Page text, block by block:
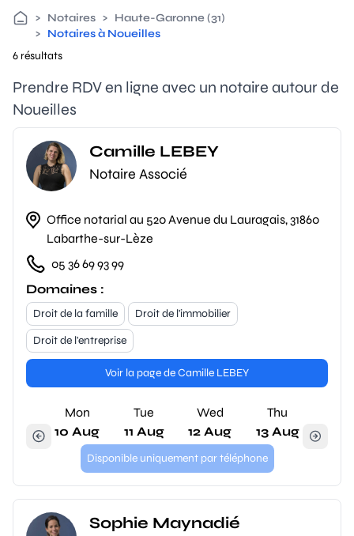
> Notaires > Haute-Garonne (31)
> Notaires à Noueilles
6 résultats
Prendre RDV en ligne avec un notaire autour de
Noueilles
Camille LEBEY
Notaire Associé
Office notarial au 520 Avenue du Lauragais, 31860
Labarthe-sur-Lèze
05 36 69 93 99
Domaines :
Droit de la famille
Droit de l'immobilier
Droit de l'entreprise
Voir la page de Camille LEBEY
Mon
10 Aug
Tue
11 Aug
Wed
12 Aug
Thu
13 Aug
Disponible uniquement par téléphone
Sophie Maynadié